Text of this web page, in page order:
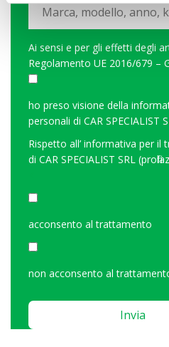
Ai sensi e per gli effetti degli
Regolamento UE 2016/679 –
ho preso visione della
personali di CAR SPECIALIST
Rispetto all’ informativa per il
di CAR SPECIALIST SRL
acconsento al trattamento
non acconsento al
this